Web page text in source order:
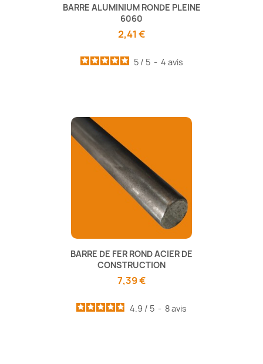
BARRE ALUMINIUM RONDE PLEINE
6060
2,41 €
5 / 5 - 4 avis
BARRE DE FER ROND ACIER DE
CONSTRUCTION
7,39 €
4.9 / 5 - 8avis